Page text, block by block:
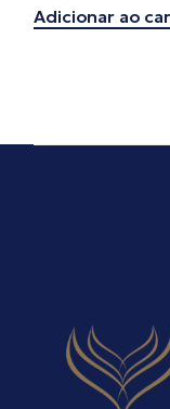
Adicionar ao